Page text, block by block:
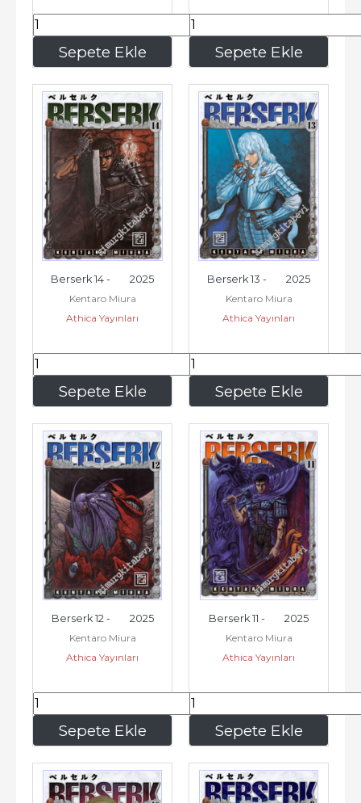
Sepete Ekle
195,00 Sepete Ekle
195,00
Sepete Ekle
Berserk 14 -        2025
Kentaro Miura
Athica Yayınları
195,00 Sepete Ekle
Berserk 13 -        2025
Kentaro Miura
Athica Yayınları
195,00
Sepete Ekle
Berserk 12 -        2025
Kentaro Miura
Athica Yayınları
195,00 Sepete Ekle
Berserk 11 -        2025
Kentaro Miura
Athica Yayınları
195,00